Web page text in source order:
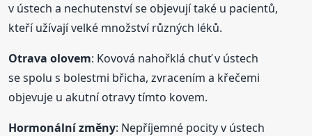
v ústech a nechutenství se objevují také u pacientů,
kteří užívají velké množství různých léků.
Otrava olovem: Kovová nahořklá chuť v ústech
se spolu s bolestmi břicha, zvracením a křečemi
objevuje u akutní otravy tímto kovem.
Hormonální změny: Nepříjemné pocity v ústech